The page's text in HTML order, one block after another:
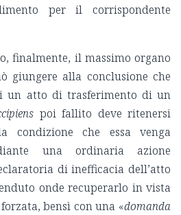
per il corrispondente
finalmente, il massimo organo
giungere alla conclusione che
un atto di trasferimento di un
poi fallito deve ritenersi
condizione che essa venga
una ordinaria azione
di inefficacia dell’atto
onde recuperarlo in vista
bensì con una «domanda